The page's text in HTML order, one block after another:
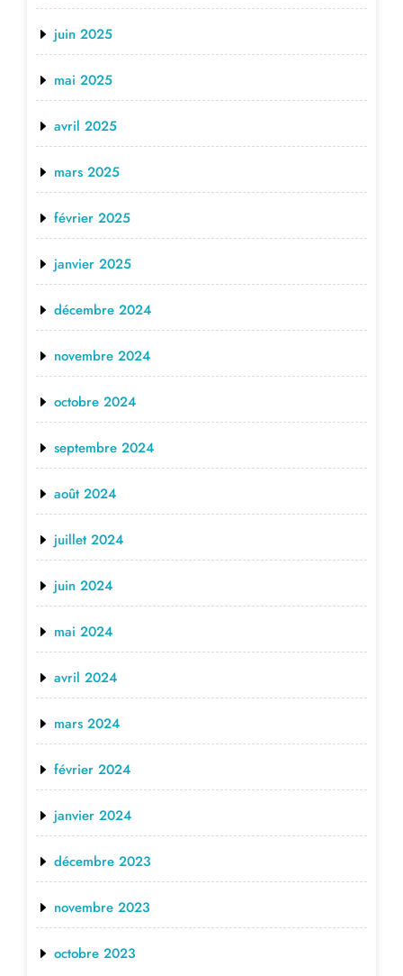
juin 2025
mai 2025
avril 2025
mars 2025
février 2025
janvier 2025
décembre 2024
novembre 2024
octobre 2024
septembre 2024
août 2024
juillet 2024
juin 2024
mai 2024
avril 2024
mars 2024
février 2024
janvier 2024
décembre 2023
novembre 2023
octobre 2023